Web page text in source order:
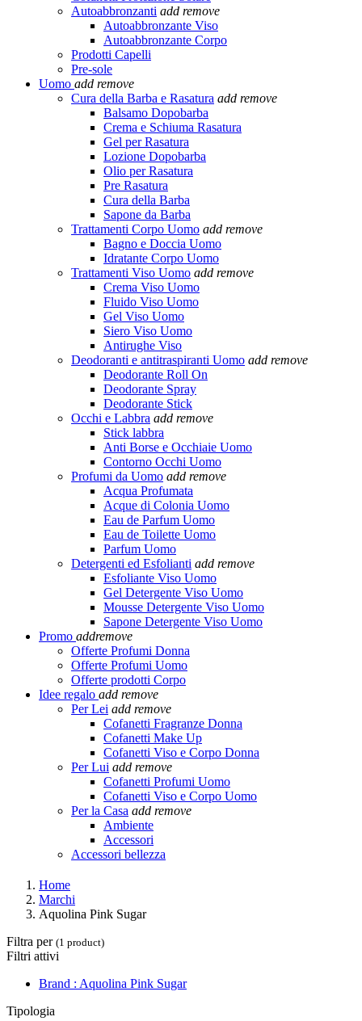
Autoabbronzanti add remove
Autoabbronzante Viso
Autoabbronzante Corpo
Prodotti Capelli
Pre-sole
Uomo add remove
Cura della Barba e Rasatura add remove
Balsamo Dopobarba
Crema e Schiuma Rasatura
Gel per Rasatura
Lozione Dopobarba
Olio per Rasatura
Pre Rasatura
Cura della Barba
Sapone da Barba
Trattamenti Corpo Uomo add remove
Bagno e Doccia Uomo
Idratante Corpo Uomo
Trattamenti Viso Uomo add remove
Crema Viso Uomo
Fluido Viso Uomo
Gel Viso Uomo
Siero Viso Uomo
Antirughe Viso
Deodoranti e antitraspiranti Uomo add remove
Deodorante Roll On
Deodorante Spray
Deodorante Stick
Occhi e Labbra add remove
Stick labbra
Anti Borse e Occhiaie Uomo
Contorno Occhi Uomo
Profumi da Uomo add remove
Acqua Profumata
Acque di Colonia Uomo
Eau de Parfum Uomo
Eau de Toilette Uomo
Parfum Uomo
Detergenti ed Esfolianti add remove
Esfoliante Viso Uomo
Gel Detergente Viso Uomo
Mousse Detergente Viso Uomo
Sapone Detergente Viso Uomo
Promo addremove
Offerte Profumi Donna
Offerte Profumi Uomo
Offerte prodotti Corpo
Idee regalo add remove
Per Lei add remove
Cofanetti Fragranze Donna
Cofanetti Make Up
Cofanetti Viso e Corpo Donna
Per Lui add remove
Cofanetti Profumi Uomo
Cofanetti Viso e Corpo Uomo
Per la Casa add remove
Ambiente
Accessori
Accessori bellezza
Home
Marchi
Aquolina Pink Sugar
Filtra per (1 product)
Filtri attivi
Brand : Aquolina Pink Sugar
Tipologia